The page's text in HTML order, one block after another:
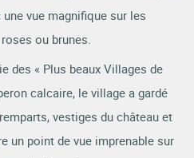
vue magnifique sur les
ou brunes.
des « Plus beaux Villages de
calcaire, le village a gardé
vestiges du château et
un point de vue imprenable sur